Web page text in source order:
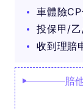
車體險
投保甲/
收到理賠
賠